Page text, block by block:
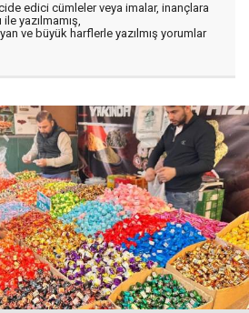
edici cümleler veya imalar, inançlara
ile yazılmamış,
ve büyük harflerle yazılmış yorumlar